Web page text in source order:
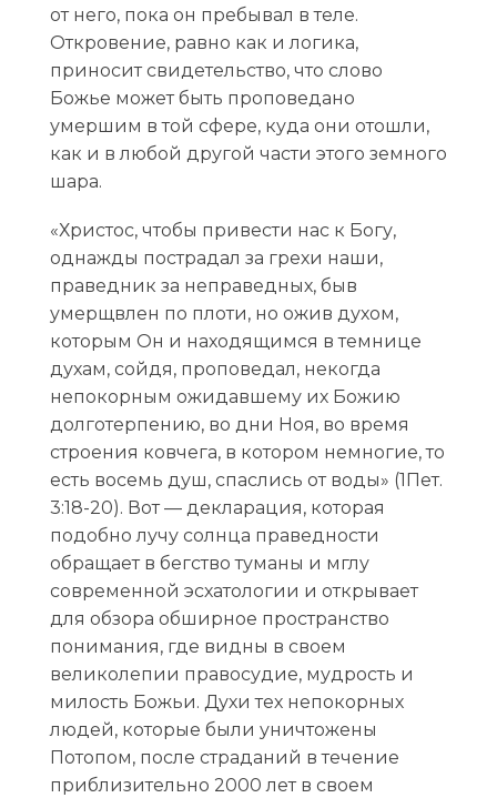
от него, пока он пребывал в теле.
Откровение, равно как и логика,
приносит свидетельство, что слово
Божье может быть проповедано
умершим в той сфере, куда они отошли,
как и в любой другой части этого земного
шара.
«Христос, чтобы привести нас к Богу,
однажды пострадал за грехи наши,
праведник за неправедных, быв
умерщвлен по плоти, но ожив духом,
которым Он и находящимся в темнице
духам, сойдя, проповедал, некогда
непокорным ожидавшему их Божию
долготерпению, во дни Ноя, во время
строения ковчега, в котором немногие, то
есть восемь душ, спаслись от воды» (1Пет.
3:18-20). Вот — декларация, которая
подобно лучу солнца праведности
обращает в бегство туманы и мглу
современной эсхатологии и открывает
для обзора обширное пространство
понимания, где видны в своем
великолепии правосудие, мудрость и
милость Божьи. Духи тех непокорных
людей, которые были уничтожены
Потопом, после страданий в течение
приблизительно 2000 лет в своем